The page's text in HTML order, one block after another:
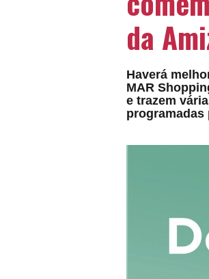
da
Haverá
MAR
e trazem
programadas